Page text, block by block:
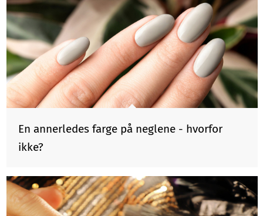
En annerledes farge på neglene - hvorfor
ikke?